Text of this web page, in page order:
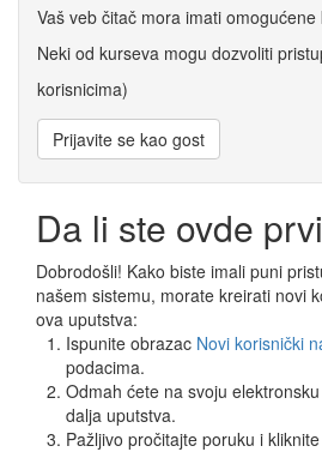
Vaš veb čitač mora imati omogućene
Neki od kurseva mogu dozvoliti
korisnicima)
Da li ste ovde
Dobrodošli! Kako biste imali puni
našem sistemu, morate kreirati novi
ova uputstva:
Ispunite obrazac Novi korisnički
podacima.
Odmah ćete na svoju
dalja uputstva.
Pažljivo pročitajte poruku i